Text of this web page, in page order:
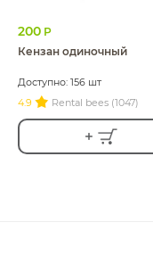
200 Р
Кензан одиночный
Доступно: 156 шт
4.9
Rental bees (1047)